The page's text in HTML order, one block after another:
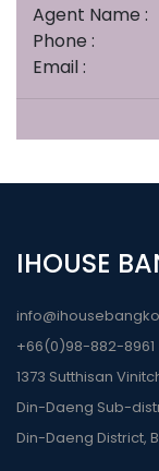
Agent Name :
Phone :
Email :
IHOUSE
+66(0)98-882-8961
1373 Sutthisan
Din-Daeng Sub-
Din-Daeng District,